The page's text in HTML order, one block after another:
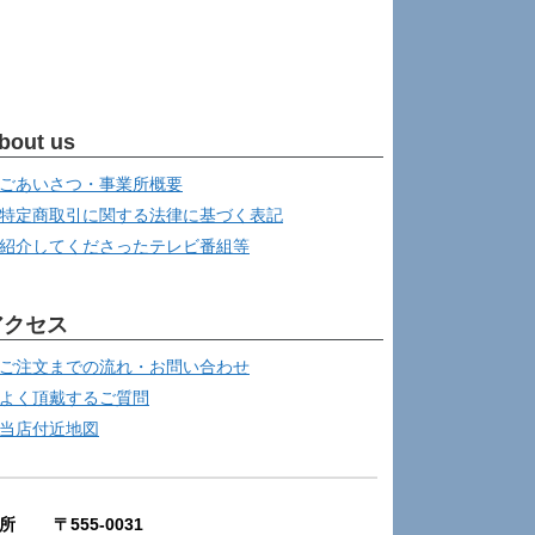
us
ごあいさつ・事業所概要
特定商取引に関する法律に基づく表記
紹介してくださったテレビ番組等
セス
ご注文までの流れ・お問い合わせ
よく頂戴するご質問
当店付近地図
所 〒555-0031